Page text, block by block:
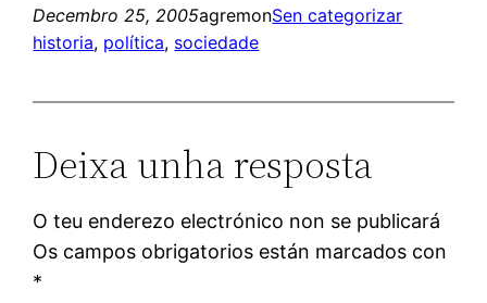
Decembro 25, 2005agremonSen categorizar
historia, política, sociedade
Deixa unha resposta
O teu enderezo electrónico non se publicará
Os campos obrigatorios están marcados con
*